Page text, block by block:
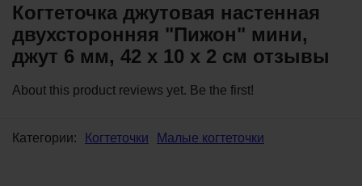
Когтеточка джутовая настенная
двухсторонняя "Пижон" мини,
джут 6 мм, 42 х 10 х 2 см отзывы
About this product reviews yet. Be the first!
Категории: Когтеточки Малые когтеточки